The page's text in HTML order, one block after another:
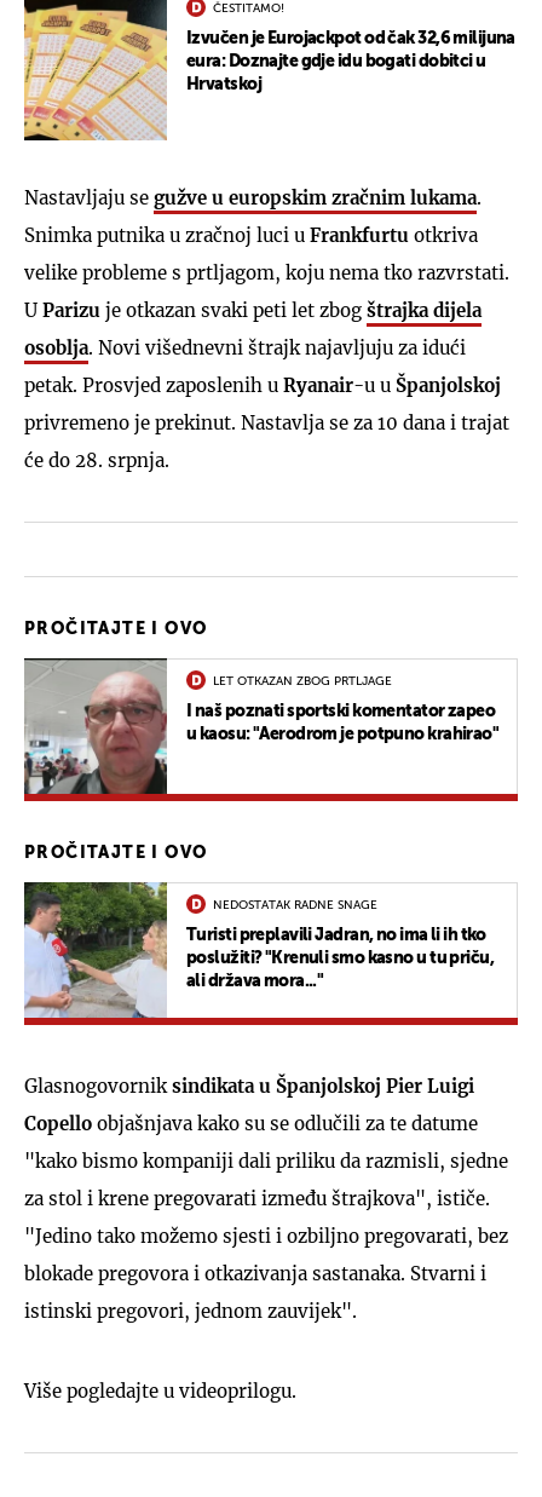
ČESTITAMO!
Izvučen je Eurojackpot od čak 32,6 milijuna
eura: Doznajte gdje idu bogati dobitci u
Hrvatskoj
Nastavljaju se gužve u europskim zračnim lukama.
Snimka putnika u zračnoj luci u Frankfurtu otkriva
velike probleme s prtljagom, koju nema tko razvrstati.
U Parizu je otkazan svaki peti let zbog štrajka dijela
osoblja. Novi višednevni štrajk najavljuju za idući
petak. Prosvjed zaposlenih u Ryanair-u u Španjolskoj
privremeno je prekinut. Nastavlja se za 10 dana i trajat
će do 28. srpnja.
PROČITAJTE I OVO
LET OTKAZAN ZBOG PRTLJAGE
I naš poznati sportski komentator zapeo
u kaosu: "Aerodrom je potpuno krahirao"
PROČITAJTE I OVO
NEDOSTATAK RADNE SNAGE
Turisti preplavili Jadran, no ima li ih tko
poslužiti? "Krenuli smo kasno u tu priču,
ali država mora..."
Glasnogovornik sindikata u Španjolskoj Pier Luigi
Copello objašnjava kako su se odlučili za te datume
"kako bismo kompaniji dali priliku da razmisli, sjedne
za stol i krene pregovarati između štrajkova", ističe.
"Jedino tako možemo sjesti i ozbiljno pregovarati, bez
blokade pregovora i otkazivanja sastanaka. Stvarni i
istinski pregovori, jednom zauvijek".
Više pogledajte u videoprilogu.